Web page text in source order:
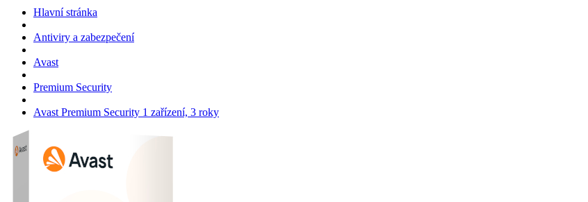
Hlavní stránka
Antiviry a zabezpečení
Avast
Premium Security
Avast Premium Security 1 zařízení, 3 roky